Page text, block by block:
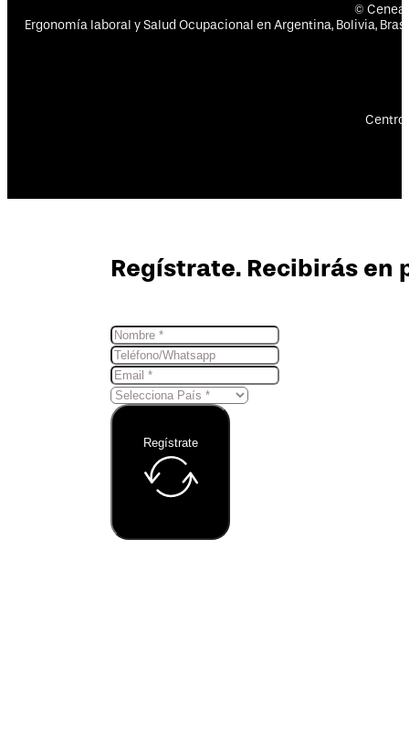
©
Ergonomía laboral y Salud Ocupacional en Argentina, Bolivia,
Centro
Regístrate. Recibirás en
Regístrate